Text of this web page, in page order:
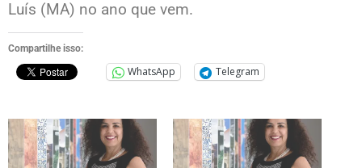
Luís (MA) no ano que vem.
Compartilhe isso:
WhatsApp Telegram